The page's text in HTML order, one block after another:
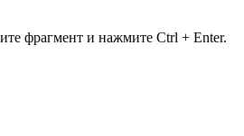
фрагмент и нажмите Ctrl + Enter.